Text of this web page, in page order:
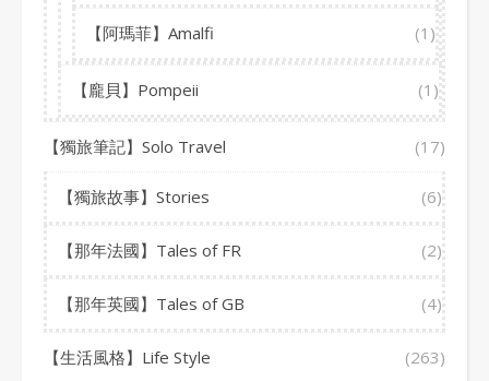
【阿瑪菲】Amalfi (1)
【龐貝】Pompeii (1)
【獨旅筆記】Solo Travel (17)
【獨旅故事】Stories (6)
【那年法國】Tales of FR (2)
【那年英國】Tales of GB (4)
【生活風格】Life Style (263)